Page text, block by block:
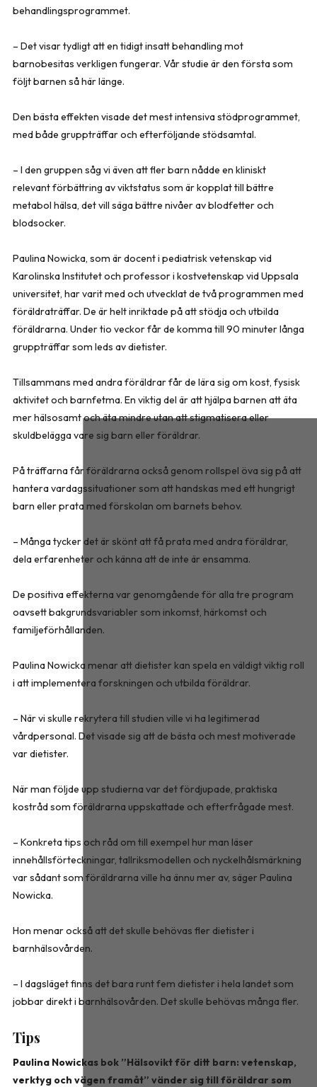
behandlingsprogrammet.
– Det visar tydligt att en tidigt insatt behandling mot
barnobesitas verkligen fungerar. Vår studie är den första som
följt barnen så här länge.
Den bästa effekten visade det mest intensiva stödprogrammet,
med både gruppträffar och efterföljande stödsamtal.
– I den gruppen såg vi även att fler barn nådde en kliniskt
relevant förbättring av viktstatus som är kopplat till bättre
metabol hälsa, det vill säga bättre nivåer av blodfetter och
blodsocker.
Paulina Nowicka, som är docent i pediatrisk vetenskap vid
Karolinska Institutet och professor i kostvetenskap vid Uppsala
universitet, har varit med och utvecklat de två programmen med
föräldraträffar. De är helt inriktade på att stödja och utbilda
föräldrarna. Under tio veckor får de komma till 90 minuter långa
gruppträffar som leds av dietister.
Tillsammans med andra föräldrar får de lära sig om kost, fysisk
aktivitet och barnfetma. En viktig del är att hjälpa barnen att äta
mer hälsosamt och äta mindre utan att stigmatisera eller
skuldbelägga vare sig barn eller föräldrar.
På träffarna får föräldrarna också genom rollspel öva sig på att
hantera vardagssituationer som att handskas med ett hungrigt
barn eller prata med förskolan om barnets behov.
– Många tycker det är skönt att få prata med andra föräldrar,
dela erfarenheter och känna att de inte är ensamma.
De positiva effekterna var genomgående för alla tre program
oavsett bakgrundsvariabler som inkomst, härkomst och
familje­förhållanden.
Paulina Nowicka menar att dietister kan spela en väldigt viktig roll
i att implementera forskningen och utbilda föräldrar.
– När vi skulle rekrytera till studien ville vi ha legitimerad
vårdpersonal. Det visade sig att de bästa och mest motiverade
var dietister.
När man följde upp studierna var det fördjupade, praktiska
kostråd som föräldrarna uppskattade och efterfrågade mest.
– Konkreta tips och råd om till exempel hur man läser
innehållsförteckningar, tallriksmodellen och nyckelhålsmärkning
var sådant som föräldrarna ville ha ännu mer av, säger Paulina
Nowicka.
Hon menar också att det skulle behövas fler dietister i
barnhälsovården.
– I dagsläget finns det bara runt fem dietister i hela landet som
jobbar direkt i barnhälsovården. Det skulle behövas många fler.
Tips
Paulina Nowickas bok ”Hälsovikt för ditt barn: vetenskap,
verktyg och vägen framåt” vänder sig till föräldrar som